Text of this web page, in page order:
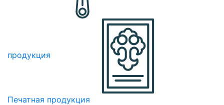
продукция
Печатная продукция